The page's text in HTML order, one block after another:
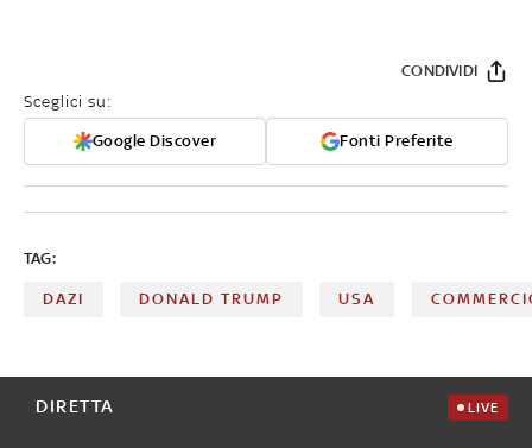
Sceglici su:
Google Discover Fonti Preferite
CONDIVIDI
TAG:
DAZI DONALD TRUMP USA
DIRETTA LIVE